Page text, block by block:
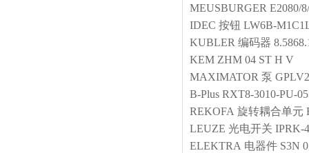
MEUSBURGER E2080/
IDEC 按钮 LW6B-
KUBLER 编码器
KEM ZHM 04 ST H V
MAXIMATOR 泵 GPLV2
B-Plus RXT8-3010-PU-05
REKOFA 旋转耦合单元
LEUZE 光电开关 IPRK-
ELEKTRA 电器件 S3N